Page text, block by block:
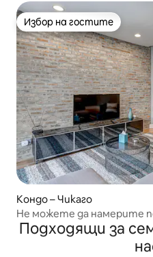
Избор на гостите
Избор на гостите
Кондо – Чикаго
Не можете да намерите
2 минути пеша от Wrigley!
Подходящи за